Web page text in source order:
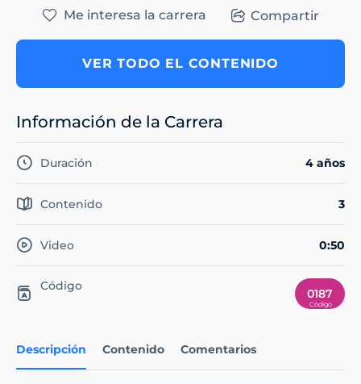
Descripción Contenido Comentarios
Me interesa la carrera Compartir
VER TODO EL CONTENIDO
Información de la Carrera
Duración 4 años
Contenido 3
Video 0:50
Código
0187